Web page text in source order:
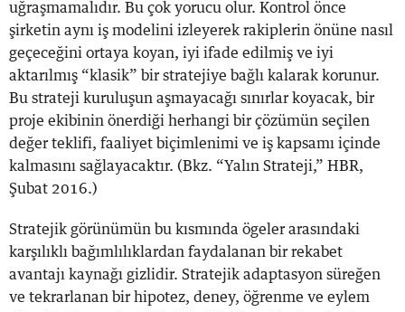
uğraşmamalıdır. Bu çok yorucu olur. Kontrol önce
şirketin aynı iş modelini izleyerek rakiplerin önüne nasıl
geçeceğini ortaya koyan, iyi ifade edilmiş ve iyi
aktarılmış “klasik” bir stratejiye bağlı kalarak korunur.
Bu strateji kuruluşun aşmayacağı sınırlar koyacak, bir
proje ekibinin önerdiği herhangi bir çözümün seçilen
değer teklifi, faaliyet biçimlenimi ve iş kapsamı içinde
kalmasını sağlayacaktır. (Bkz. “Yalın Strateji,” HBR,
Şubat 2016.)
Stratejik görünümün bu kısmında ögeler arasındaki
karşılıklı bağımlılıklardan faydalanan bir rekabet
avantajı kaynağı gizlidir. Stratejik adaptasyon süreğen
ve tekrarlanan bir hipotez, deney, öğrenme ve eylem